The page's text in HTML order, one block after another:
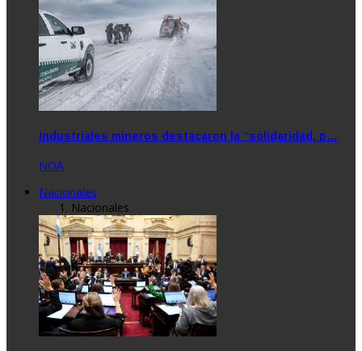
Industriales mineros destacaron la “solidaridad, p…
NOA
Nacionales
Nacionales